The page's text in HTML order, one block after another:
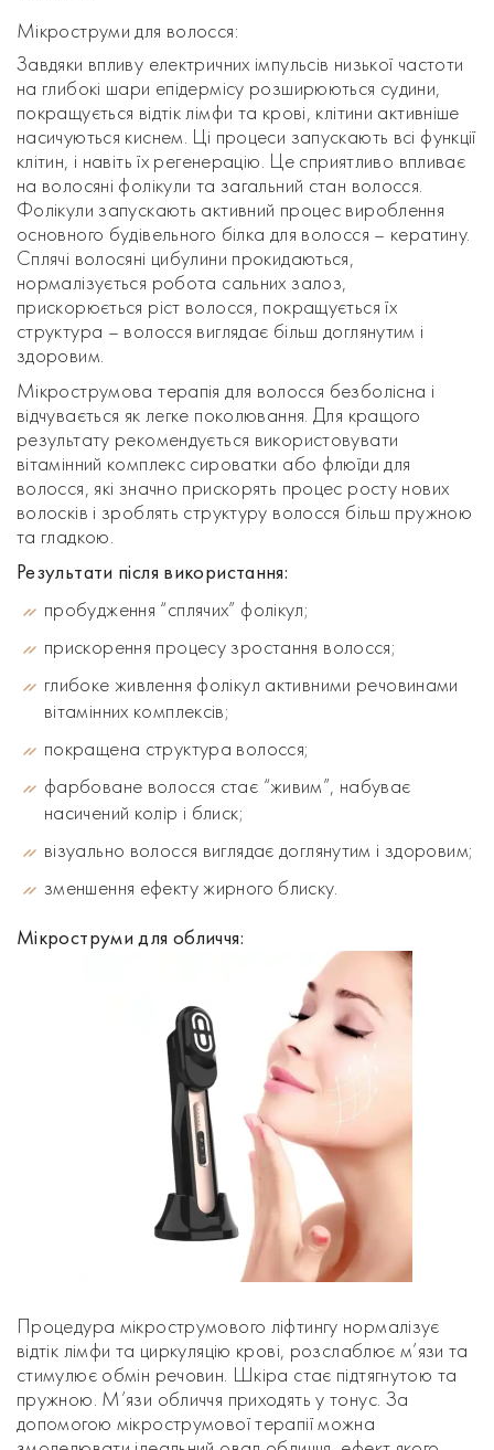
Мікроструми для волосся:
Завдяки впливу електричних імпульсів низької частоти
на глибокі шари епідермісу розширюються судини,
покращується відтік лімфи та крові, клітини активніше
насичуються киснем. Ці процеси запускають всі функції
клітин, і навіть їх регенерацію. Це сприятливо впливає
на волосяні фолікули та загальний стан волосся.
Фолікули запускають активний процес вироблення
основного будівельного білка для волосся – кератину.
Сплячі волосяні цибулини прокидаються,
нормалізується робота сальних залоз,
прискорюється ріст волосся, покращується їх
структура – волосся виглядає більш доглянутим і
здоровим.
Мікрострумова терапія для волосся безболісна і
відчувається як легке поколювання. Для кращого
результату рекомендується використовувати
вітамінний комплекс сироватки або флюїди для
волосся, які значно прискорять процес росту нових
волосків і зроблять структуру волосся більш пружною
та гладкою.
Результати після використання:
пробудження “сплячих” фолікул;
прискорення процесу зростання волосся;
глибоке живлення фолікул активними речовинами
вітамінних комплексів;
покращена структура волосся;
фарбоване волосся стає “живим”, набуває
насичений колір і блиск;
візуально волосся виглядає доглянутим і здоровим;
зменшення ефекту жирного блиску.
Мікроструми для обличчя:
Процедура мікрострумового ліфтингу нормалізує
відтік лімфи та циркуляцію крові, розслаблює м’язи та
стимулює обмін речовин. Шкіра стає підтягнутою та
пружною. М’язи обличчя приходять у тонус. За
допомогою мікрострумової терапії можна